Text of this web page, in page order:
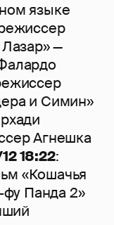
языке
—
и Симин»
Агнешка
18:22:
«Кошачья
фу Панда 2»